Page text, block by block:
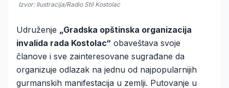
Izvor: Ilustracija/Radio Stil Kostolac
Udruženje „Gradska opštinska organizacija
invalida rada Kostolac“ obaveštava svoje
članove i sve zainteresovane sugrađane da
organizuje odlazak na jednu od najpopularnijih
gurmanskih manifestacija u zemlji. Putovanje u